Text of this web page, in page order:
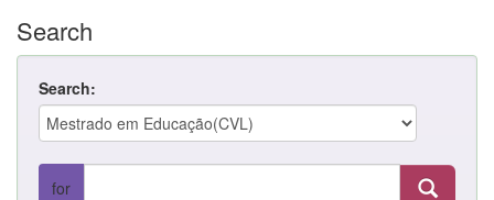
Search
Search:
for